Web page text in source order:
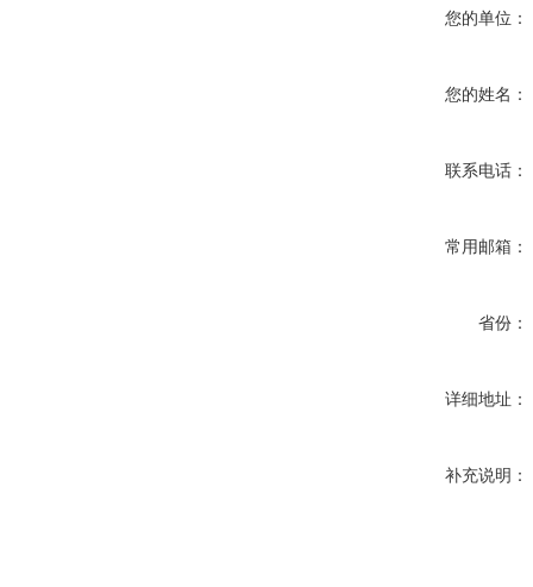
您的单位：
您的姓名：
联系电话：
常用邮箱：
省份：
详细地址：
补充说明：